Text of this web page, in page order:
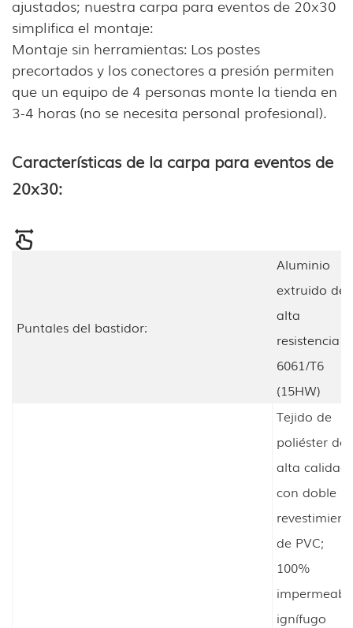
ajustados; nuestra carpa para eventos de 20x30
simplifica el montaje:
Montaje sin herramientas: Los postes
precortados y los conectores a presión permiten
que un equipo de 4 personas monte la tienda en
3-4 horas (no se necesita personal profesional).
Características de la carpa para eventos de
20x30:
Puntales del bastidor:
Aluminio
extruido de
alta
resistencia
6061/T6
(15HW)
Tejido de
poliéster de
alta calidad
con doble
de PVC;
100%
ignífugo